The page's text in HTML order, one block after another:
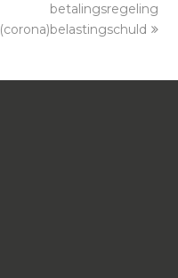
betalingsregeling
(corona)belastingschuld